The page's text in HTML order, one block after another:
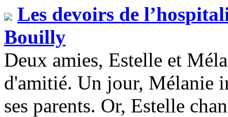
Les devoirs de
Bouilly
Deux amies, Estelle et
d'amitié. Un jour, Mélanie
ses parents. Or, Estelle